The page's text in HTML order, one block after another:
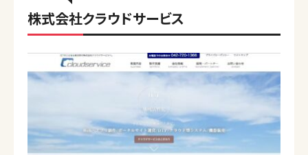
株式会社クラウドサービス